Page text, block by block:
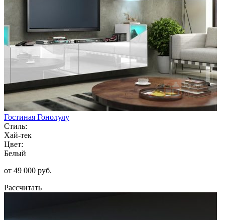
Гостиная Гонолулу
Стиль:
Хай-тек
Цвет:
Белый
от 49 000 руб.
Рассчитать